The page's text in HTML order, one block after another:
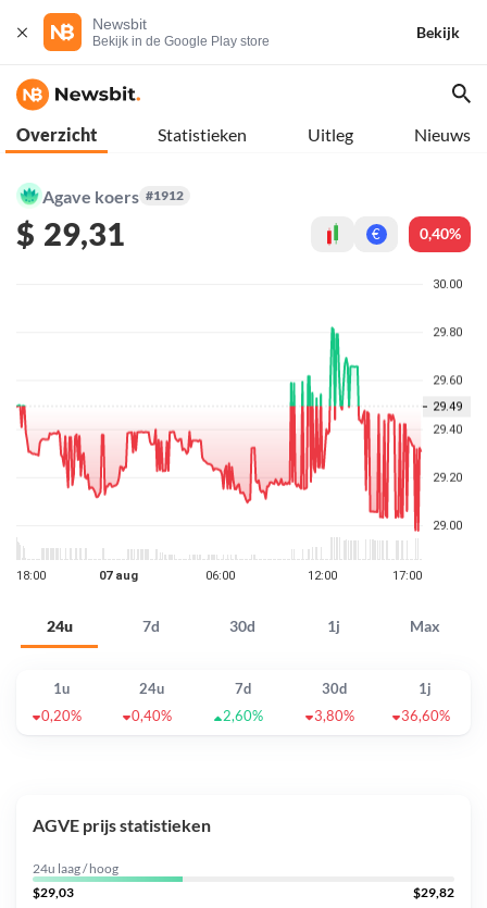
Newsbit
Bekijk in de Google Play store
Bekijk
Overzicht Statistieken Uitleg Nieuws
Agave koers #1912
$ 29,31 € 0,40%
24u 7d 30d 1j Max
1u 24u 7d 30d
1j
0,20%
0,40% 2,60% 3,80% 36,60%
AGVE prijs statistieken
24u laag / hoog
$29,03
$29,82